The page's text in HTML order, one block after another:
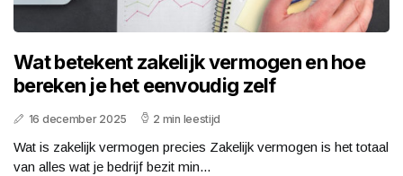
Wat betekent zakelijk vermogen en hoe
bereken je het eenvoudig zelf
16 december 2025 2 min leestijd
Wat is zakelijk vermogen precies Zakelijk vermogen is het totaal
van alles wat je bedrijf bezit min...